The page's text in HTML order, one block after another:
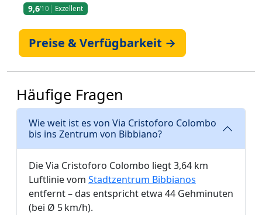
9,6/10 Exzellent
Preise & Verfügbarkeit →
Häufige Fragen
Wie weit ist es von Via Cristoforo Colombo
bis ins Zentrum von Bibbiano?
Die Via Cristoforo Colombo liegt 3,64 km
Luftlinie vom Stadtzentrum Bibbianos
entfernt – das entspricht etwa 44 Gehminuten
(bei Ø 5 km/h).